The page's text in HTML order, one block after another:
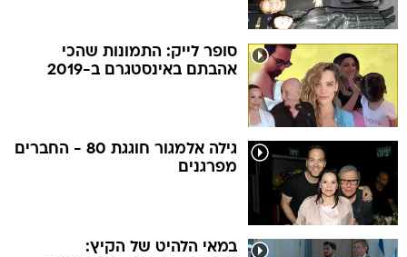
סופר לייק: התמונות שהכי
אהבתם באינסטגרם ב-2019
גילה אלמגור חוגגת 80 - החברים
מפרגנים
במאי הלהיט של הקיץ: